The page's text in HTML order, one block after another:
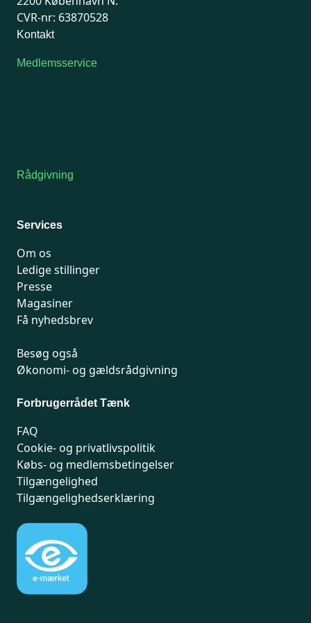
CVR-nr: 63870528
Kontakt
Medlemsservice
Rådgivning
Services
Om os
Ledige stillinger
Presse
Magasiner
Få nyhedsbrev
Besøg også
Økonomi- og gældsrådgivning
Forbrugerrådet Tænk
FAQ
Cookie- og privatlivspolitik
Købs- og medlemsbetingelser
Tilgængelighed
Tilgængelighedserklæring